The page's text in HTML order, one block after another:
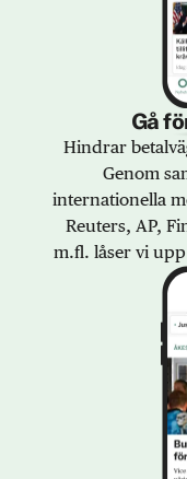
Gå
Hindrar
Genom
internationella
Reuters, AP,
m.fl. låser vi